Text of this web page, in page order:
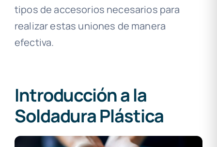
tipos de accesorios necesarios para
realizar estas uniones de manera
efectiva.
Introducción a la
Soldadura Plástica